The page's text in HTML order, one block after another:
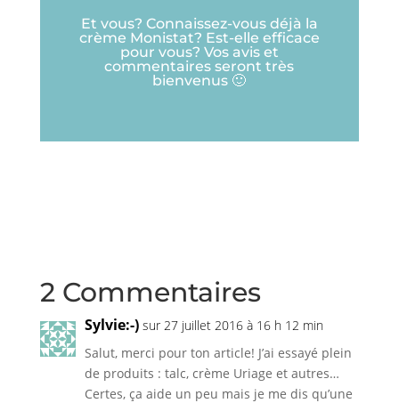
Et vous? Connaissez-vous déjà la
crème Monistat? Est-elle efficace
pour vous? Vos avis et
commentaires seront très
bienvenus 🙂
2 Commentaires
Sylvie:-) sur 27 juillet 2016 à 16 h 12 min
Salut, merci pour ton article! J’ai essayé plein
de produits : talc, crème Uriage et autres…
Certes, ça aide un peu mais je me dis qu’une